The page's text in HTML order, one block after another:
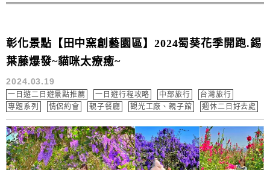
箱的掃貨，因為實在太便宜了！我們買的好滿...
彰化景點【田中窯創藝園區】2024蜀葵花季開跑.錫
葉藤爆發~貓咪太療癒~
2024.03.19
一日遊二日遊景點推薦 一日遊行程攻略 中部旅行
台灣旅行
專題系列
情侶約會 親子餐廳 觀光工廠、親子館 週休二日好去處